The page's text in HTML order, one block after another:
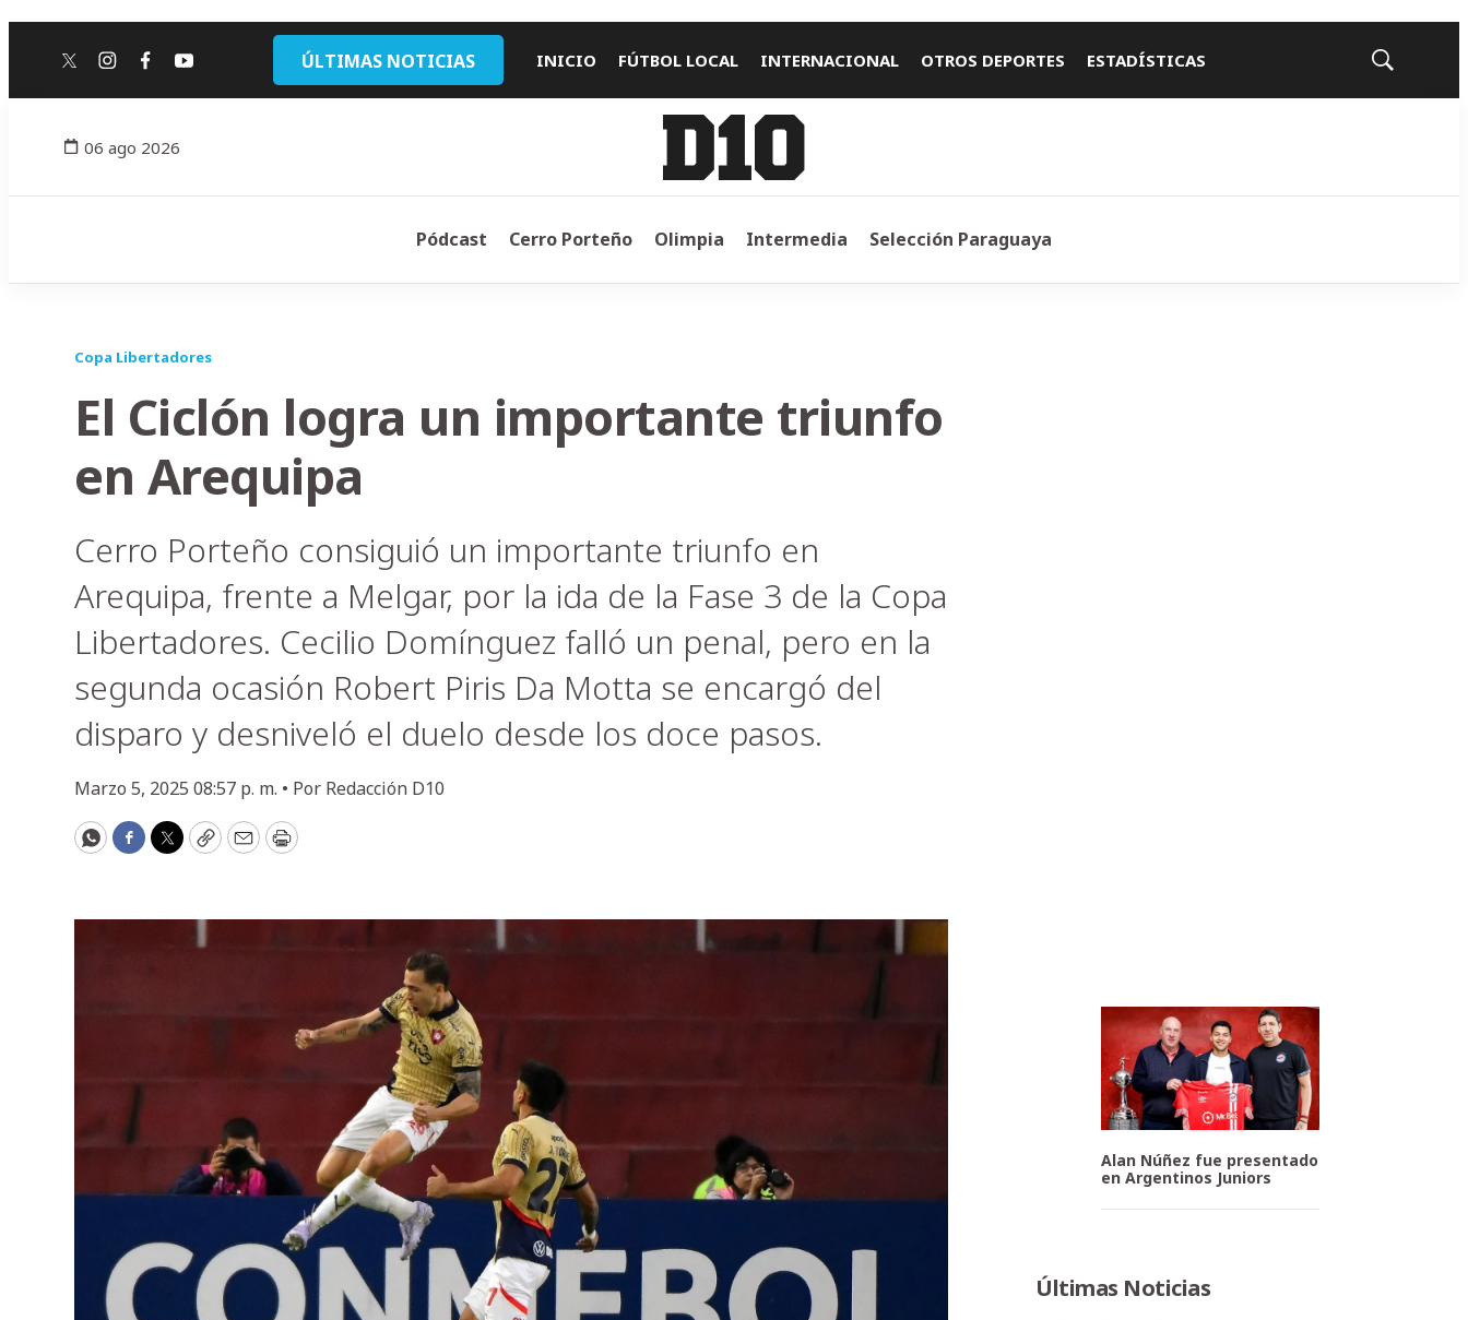
twitterinstagram
facebook
youtube ÚLTIMAS NOTICIAS INICIO FÚTBOL LOCAL INTERNACIONAL OTROS DEPORTES ESTADÍSTICAS
Mostrar
06 ago 2026
Pódcast Cerro Porteño Olimpia Intermedia Selección Paraguaya
Copa Libertadores
El Ciclón logra un importante triunfo
en Arequipa
Cerro Porteño consiguió un importante triunfo en
Arequipa, frente a Melgar, por la ida de la Fase 3 de la Copa
Libertadores. Cecilio Domínguez falló un penal, pero en la
segunda ocasión Robert Piris Da Motta se encargó del
disparo y desniveló el duelo desde los doce pasos.
Marzo 5, 2025 08:57 p. m. • Por Redacción D10
WhatsApp
Facebook
Twitter
CopyEmailPrint
Alan Núñez fue presentado
en Argentinos Juniors
Últimas Noticias